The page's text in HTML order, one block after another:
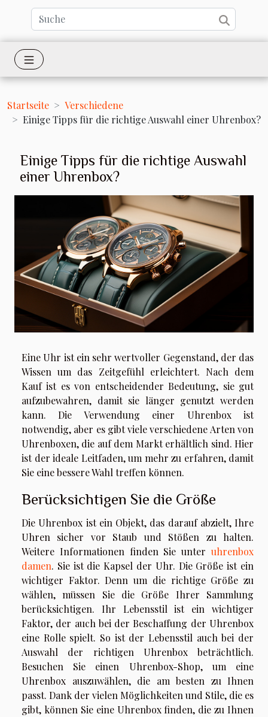
Startseite
Verschiedene
Einige Tipps für die richtige Auswahl einer Uhrenbox?
Einige Tipps für die richtige Auswahl
einer Uhrenbox?
Eine Uhr ist ein sehr wertvoller Gegenstand, der das
Wissen um das Zeitgefühl erleichtert. Nach dem
Kauf ist es von entscheidender Bedeutung, sie gut
aufzubewahren, damit sie länger genutzt werden
kann. Die Verwendung einer Uhrenbox ist
notwendig, aber es gibt viele verschiedene Arten von
Uhrenboxen, die auf dem Markt erhältlich sind. Hier
ist der ideale Leitfaden, um mehr zu erfahren, damit
Sie eine bessere Wahl treffen können.
Berücksichtigen Sie die Größe
Die Uhrenbox ist ein Objekt, das darauf abzielt, Ihre
Uhren sicher vor Staub und Stößen zu halten.
Weitere Informationen finden Sie unter uhrenbox
damen. Sie ist die Kapsel der Uhr. Die Größe ist ein
wichtiger Faktor. Denn um die richtige Größe zu
wählen, müssen Sie die Größe Ihrer Sammlung
berücksichtigen. Ihr Lebensstil ist ein wichtiger
Faktor, der auch bei der Beschaffung der Uhrenbox
eine Rolle spielt. So ist der Lebensstil auch bei der
Auswahl der richtigen Uhrenbox beträchtlich.
Besuchen Sie einen Uhrenbox-Shop, um eine
Uhrenbox auszuwählen, die am besten zu Ihnen
passt. Dank der vielen Möglichkeiten und Stile, die es
gibt, können Sie eine Uhrenbox finden, die zu Ihnen